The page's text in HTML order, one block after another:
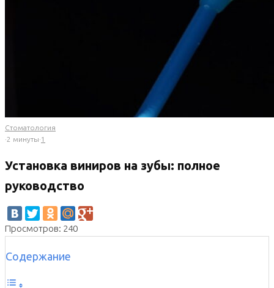
Стоматология
·2 минуты·1
Установка виниров на зубы: полное
руководство
Просмотров: 240
Содержание